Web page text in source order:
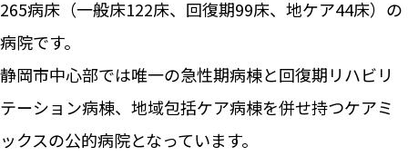
265病床（一般床122床、回復期99床、地ケア44床）の
病院です。
静岡市中⼼部では唯一の急性期病棟と回復期リハビリ
テーション病棟、地域包括ケア病棟を併せ持つケアミ
ックスの公的病院となっています。